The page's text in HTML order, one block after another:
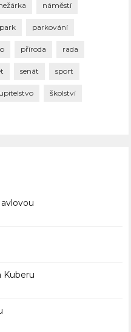
náměstí
park parkování
příroda rada
senát sport
školství
Kuberu